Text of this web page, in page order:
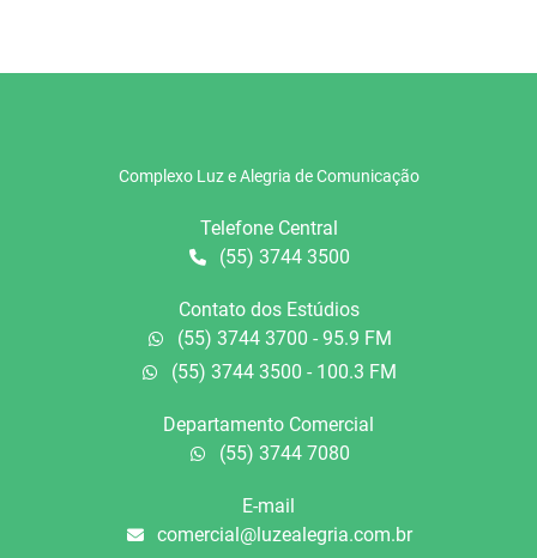
Complexo Luz e Alegria de Comunicação
Telefone Central
(55) 3744 3500
Contato dos Estúdios
(55) 3744 3700 - 95.9 FM
(55) 3744 3500 - 100.3 FM
Departamento Comercial
(55) 3744 7080
E-mail
comercial@luzealegria.com.br